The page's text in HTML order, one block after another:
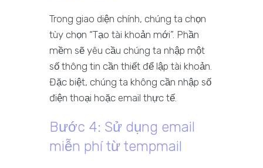
Trong giao diện chính, chúng ta chọn
tùy chọn “Tạo tài khoản mới”. Phần
mềm sẽ yêu cầu chúng ta nhập một
số thông tin cần thiết để lập tài khoản.
Đặc biệt, chúng ta không cần nhập số
điện thoại hoặc email thực tế.
Bước 4: Sử dụng email
miễn phí từ tempmail